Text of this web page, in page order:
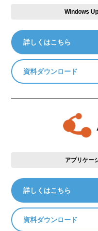
Windows
詳しくはこちら
資料ダウンロード
アプリケー
詳しくはこちら
資料ダウンロード